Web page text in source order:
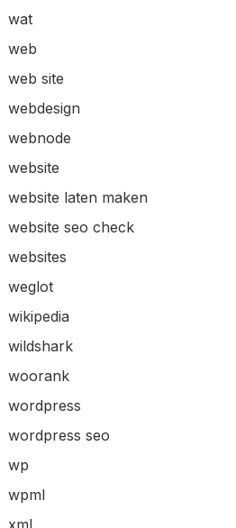
wat
web
web site
webdesign
webnode
website
website laten maken
website seo check
websites
weglot
wikipedia
wildshark
woorank
wordpress
wordpress seo
wp
wpml